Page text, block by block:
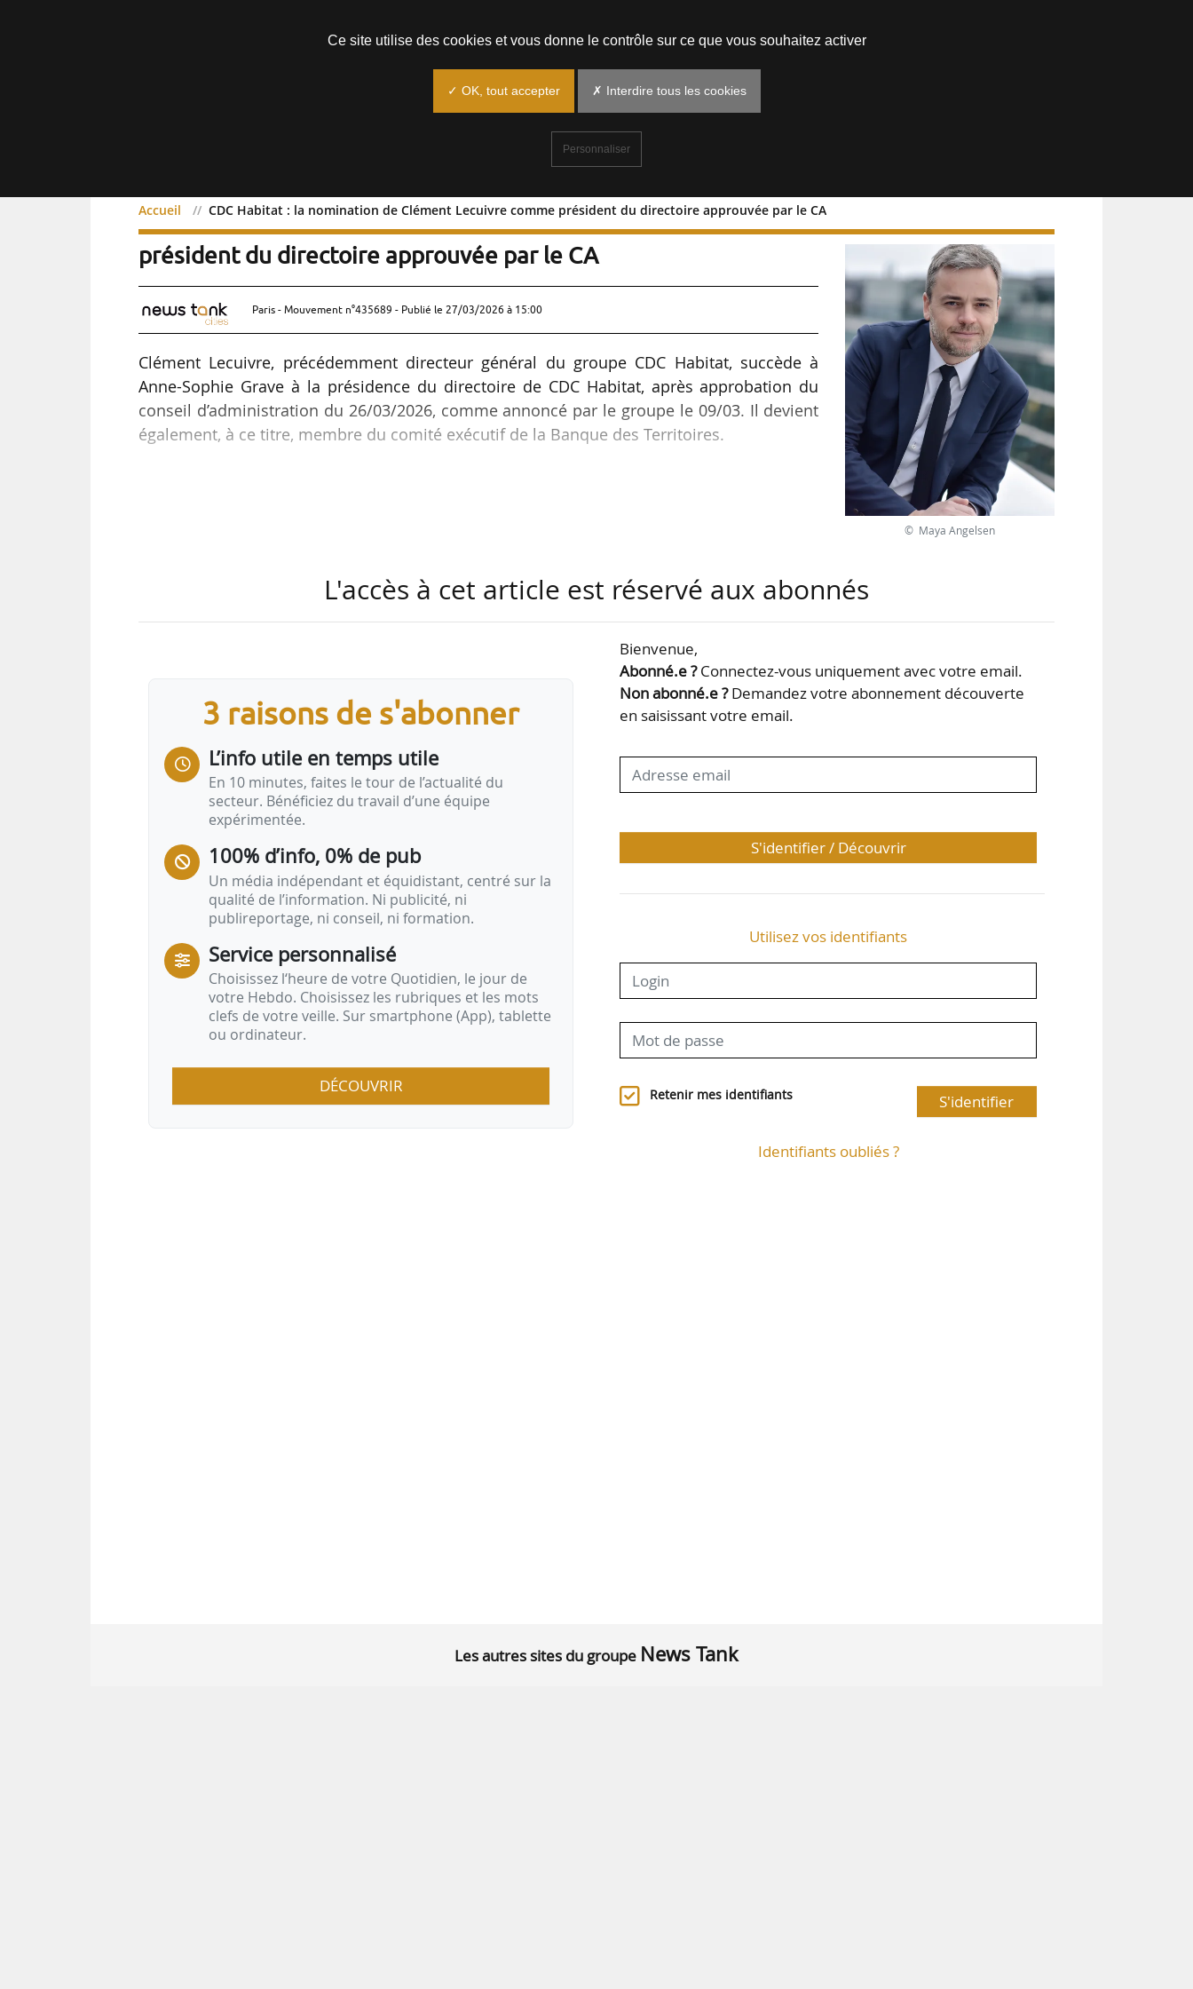
Accueil CDC Habitat : la nomination de Clément Lecuivre comme président du directoire approuvée par le CA
CDC Habitat : la nomination de Clément Lecuivre comme
président du directoire approuvée par le CA
Paris - Mouvement n°435689 - Publié le 27/03/2026 à 15:00
Clément Lecuivre, précédemment directeur général du groupe CDC Habitat, succède à
Anne-Sophie Grave à la présidence du directoire de CDC Habitat, après approbation du
conseil d’administration du 26/03/2026, comme annoncé par le groupe le 09/03. Il devient
également, à ce titre, membre du comité exécutif de la Banque des Territoires.
En 2011, il devient directeur du département de la stratégie de la Caisse des dépôts. Il
rejoint le groupe CDC Habitat en 2015 où il occupe la fonction de directeur général adjoint
© Maya Angelsen
L'accès à cet article est réservé aux abonnés
3 raisons de s'abonner
L’info utile en temps utile
En 10 minutes, faites le tour de l’actualité du
secteur. Bénéficiez du travail d’une équipe
expérimentée.
100% d’info, 0% de pub
Un média indépendant et équidistant, centré sur la
qualité de l’information. Ni publicité, ni
publireportage, ni conseil, ni formation.
Service personnalisé
Choisissez l‘heure de votre Quotidien, le jour de
votre Hebdo. Choisissez les rubriques et les mots
clefs de votre veille. Sur smartphone (App), tablette
ou ordinateur.
DÉCOUVRIR
Bienvenue,
Abonné.e ?Connectez-vous uniquement avec votre email.
Non abonné.e ?Demandez votre abonnement découverte
en saisissant votre email.
S'identifier / Découvrir
Utilisez vos identifiants
Retenir mes identifiants S'identifier
Identifiants oubliés ?
Les autres sites du groupe News Tank
Ce site utilise des cookies et vous donne le contrôle sur ce que vous souhaitez activer
✓ OK, tout accepter ✗ Interdire tous les cookies
Personnaliser